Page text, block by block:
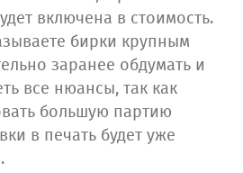
включена в стоимость.
бирки крупным
заранее обдумать и
все нюансы, так как
большую партию
в печать будет уже